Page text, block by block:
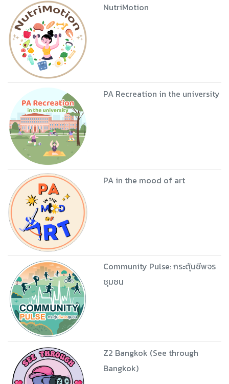
NutriMotion
PA Recreation in the university
PA in the mood of art
Community Pulse: กระตุ้นชีพจร
ชุมชน
Z2 Bangkok (See through
Bangkok)